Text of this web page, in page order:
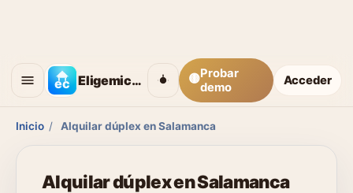
Eligemicasa 🟡Probar
demo
Acceder
Inicio / Alquilar dúplex en Salamanca
Alquilar dúplex en Salamanca